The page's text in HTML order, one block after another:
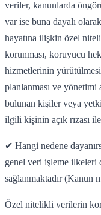
veriler, kanunlarda
var ise buna dayalı
hayatına ilişkin özel
korunması, koruyucu
hizmetlerinin
planlanması ve yönetimi
bulunan kişiler veya
ilgili kişinin açık rızası
✔ Hangi nedene
genel veri işleme ilkeleri
sağlanmaktadır (Kanun
Özel nitelikli verilerin